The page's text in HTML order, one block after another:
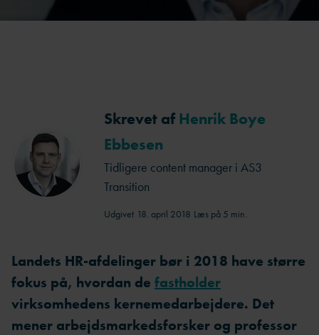
Skrevet af Henrik Boye
Ebbesen
Tidligere content manager i AS3
Transition
Udgivet 18. april 2018 Læs på 5 min.
Landets HR-afdelinger bør i 2018 have større
fokus på, hvordan de fastholder
virksomhedens kernemedarbejdere. Det
mener arbejdsmarkedsforsker og professor